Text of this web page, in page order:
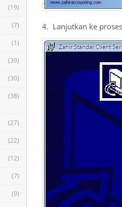
(19)
(7)
(1)
(39)
(30)
(38)
(27)
(22)
(12)
(7)
(9)
4. Lanjutkan ke